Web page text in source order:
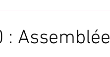
Assemblée